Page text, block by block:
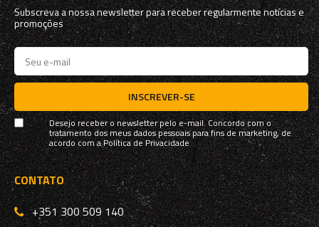
Subscreva a nossa newsletter para receber regularmente notícias e
promoções
INSCREVER-SE
Desejo receber o newsletter pelo e-mail. Concordo com o
tratamento dos meus dados pessoais para fins de marketing, de
acordo com aPolítica de Privacidade
CONTATO
+351 300 509 140